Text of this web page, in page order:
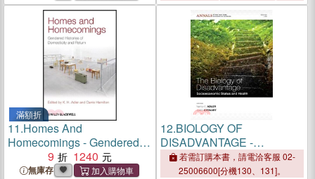
滿額折
11.Homes And
Homecomings - Gendered
Histories Of Dosmesticity
And Return
9 1240
無庫存
12.BIOLOGY OF
DISADVANTAGE -
SOCIOECONOMIC STATUS
AND HEALTH V1186
若需訂購本書，請電洽客服 02-
25006600[分機130、131]。